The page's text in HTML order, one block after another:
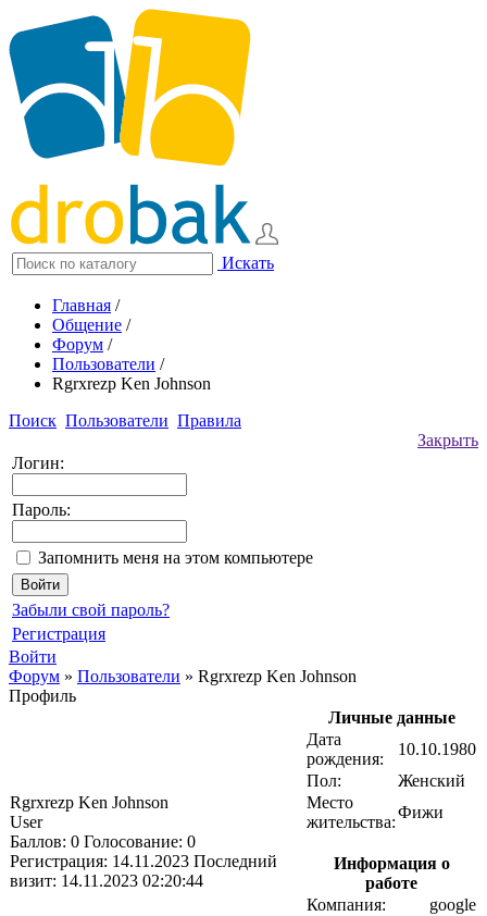
Искать
Главная /
Общение /
Форум /
Пользователи /
Rgrxrezp Ken Johnson
Поиск Пользователи Правила
Закрыть
Логин:
Пароль:
Запомнить меня на этом компьютере
Забыли свой пароль?
Регистрация
Войти
Форум » Пользователи » Rgrxrezp Ken Johnson
Профиль
Rgrxrezp Ken Johnson
User
Баллов: 0 Голосование: 0
Регистрация: 14.11.2023 Последний
визит: 14.11.2023 02:20:44
Личные данные
Дата
рождения:
10.10.1980
Пол:
Женский
Место
жительства:
Фижи
Информация о
работе
Компания:
google